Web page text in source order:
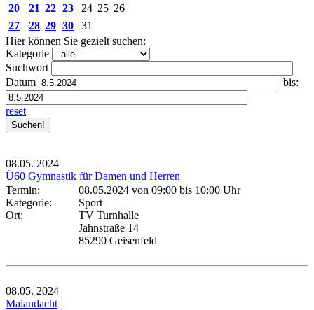
20
21 22 23 24 25 26
27
28 29 30
31
Hier können Sie gezielt suchen:
Kategorie
Suchwort
Datum
bis:
reset
08.05. 2024
Ü60 Gymnastik für Damen und Herren
Termin:
08.05.2024 von 09:00 bis 10:00 Uhr
Kategorie:
Sport
Ort:
TV Turnhalle
Jahnstraße 14
85290 Geisenfeld
08.05. 2024
Maiandacht